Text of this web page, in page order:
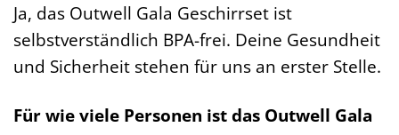
Ja, das Outwell Gala Geschirrset ist
selbstverständlich BPA-frei. Deine Gesundheit
und Sicherheit stehen für uns an erster Stelle.
Für wie viele Personen ist das Outwell Gala